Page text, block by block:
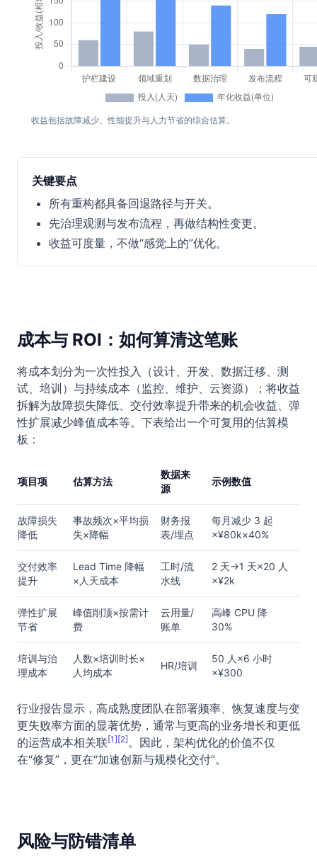
收益包括故障减少、性能提升与人力节省的综合估算。
关键要点
所有重构都具备回退路径与开关。
先治理观测与发布流程，再做结构性变更。
收益可度量，不做“感觉上的”优化。
成本与 ROI：如何算清这笔账
将成本划分为一次性投入（设计、开发、数据迁移、测
试、培训）与持续成本（监控、维护、云资源）；将收益
拆解为故障损失降低、交付效率提升带来的机会收益、弹
性扩展减少峰值成本等。下表给出一个可复用的估算模
板：
项目项 估算方法
数据来
源
示例数值
故障损失
降低
事故频次×平均损
失×降幅
财务报
表/埋点
每月减少 3 起
×¥80k×40%
交付效率
提升
Lead Time 降幅
×人天成本
工时/流
水线
2 天→1 天×20 人
×¥2k
弹性扩展
节省
峰值削顶×按需计
费
云用量/
账单
高峰 CPU 降
30%
培训与治
理成本
人数×培训时长×
人均成本
HR/培训
50 人×6 小时
×¥300
行业报告显示，高成熟度团队在部署频率、恢复速度与变
更失败率方面的显著优势，通常与更高的业务增长和更低
的运营成本相关联 [1][2]。因此，架构优化的价值不仅
在“修复”，更在“加速创新与规模化交付”。
风险与防错清单